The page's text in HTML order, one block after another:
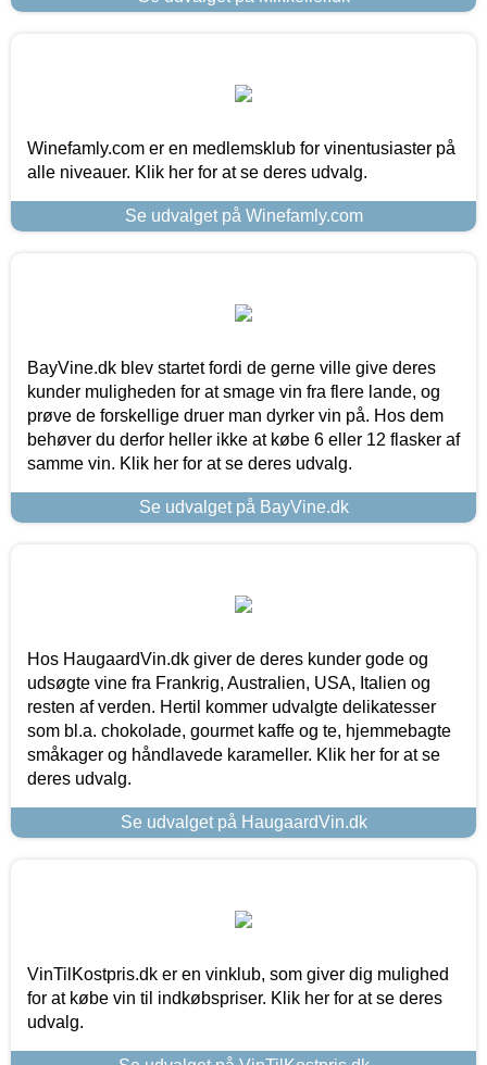
Winefamly.com er en medlemsklub for vinentusiaster på
alle niveauer. Klik her for at se deres udvalg.
Se udvalget på Winefamly.com
BayVine.dk blev startet fordi de gerne ville give deres
kunder muligheden for at smage vin fra flere lande, og
prøve de forskellige druer man dyrker vin på. Hos dem
behøver du derfor heller ikke at købe 6 eller 12 flasker af
samme vin. Klik her for at se deres udvalg.
Se udvalget på BayVine.dk
Hos HaugaardVin.dk giver de deres kunder gode og
udsøgte vine fra Frankrig, Australien, USA, Italien og
resten af verden. Hertil kommer udvalgte delikatesser
som bl.a. chokolade, gourmet kaffe og te, hjemmebagte
småkager og håndlavede karameller. Klik her for at se
deres udvalg.
Se udvalget på HaugaardVin.dk
VinTilKostpris.dk er en vinklub, som giver dig mulighed
for at købe vin til indkøbspriser. Klik her for at se deres
udvalg.